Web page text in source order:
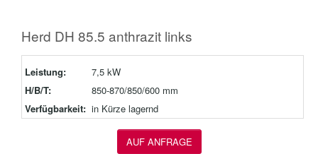
Herd DH 85.5 anthrazit links
Leistung:
7,5 kW
H/B/T:
850-870/850/600 mm
Verfügbarkeit: in Kürze lagernd
AUF ANFRAGE